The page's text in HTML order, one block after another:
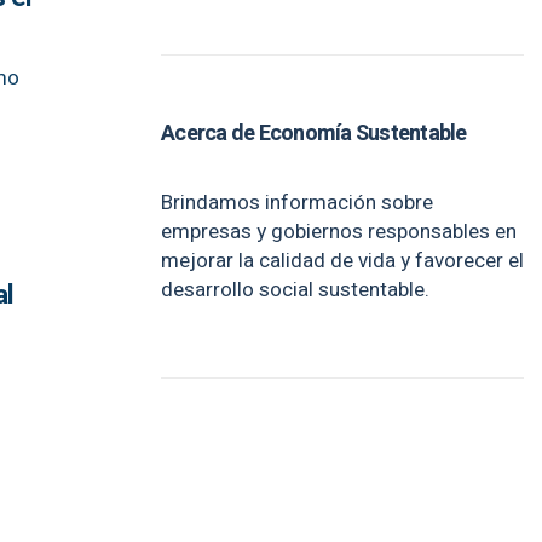
Acerca de Economía Sustentable
Brindamos información sobre
empresas y gobiernos responsables en
mejorar la calidad de vida y favorecer el
desarrollo social sustentable.